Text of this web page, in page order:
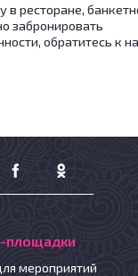
в ресторане,
забронировать
обратитесь к
площадки
мероприятий